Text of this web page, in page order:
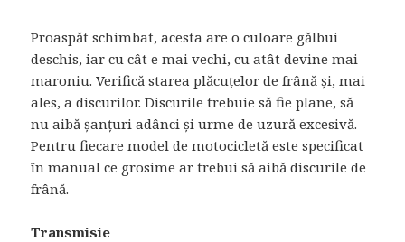
Proaspăt schimbat, acesta are o culoare gălbui
deschis, iar cu cât e mai vechi, cu atât devine mai
maroniu. Verifică starea plăcuțelor de frână și, mai
ales, a discurilor. Discurile trebuie să fie plane, să
nu aibă șanțuri adânci și urme de uzură excesivă.
Pentru fiecare model de motocicletă este specificat
în manual ce grosime ar trebui să aibă discurile de
frână.
Transmisie